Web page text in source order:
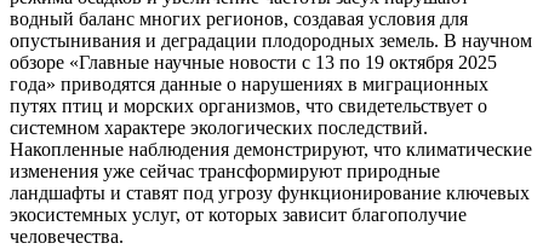
водный баланс многих регионов, создавая условия для
опустынивания и деградации плодородных земель. В научном
обзоре «Главные научные новости с 13 по 19 октября 2025
года» приводятся данные о нарушениях в миграционных
путях птиц и морских организмов, что свидетельствует о
системном характере экологических последствий.
Накопленные наблюдения демонстрируют, что климатические
изменения уже сейчас трансформируют природные
ландшафты и ставят под угрозу функционирование ключевых
экосистемных услуг, от которых зависит благополучие
человечества.